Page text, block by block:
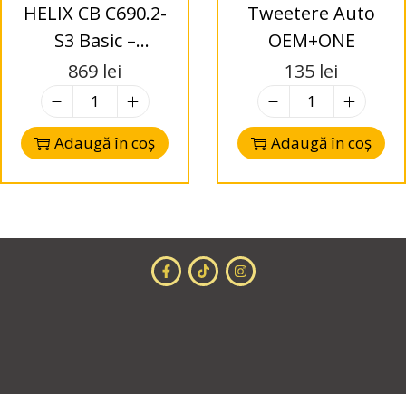
HELIX CB C690.2-
S3 Basic –
Difuzoare Coaxial
6”x9” – 2-Way – 3
Ohms
869 lei
Adaugă în coș
Tweetere Auto
OEM+ONE
135 lei
Adaugă în coș